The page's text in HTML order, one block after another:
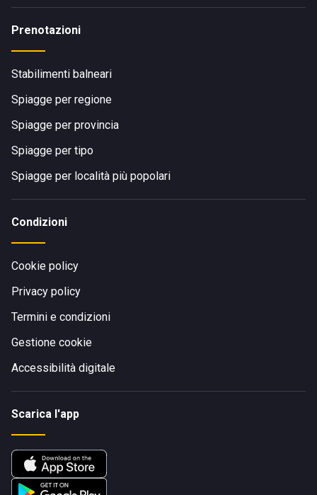
Prenotazioni
Stabilimenti balneari
Spiagge per regione
Spiagge per provincia
Spiagge per tipo
Spiagge per località più popolari
Condizioni
Cookie policy
Privacy policy
Termini e condizioni
Gestione cookie
Accessibilità digitale
Scarica l'app